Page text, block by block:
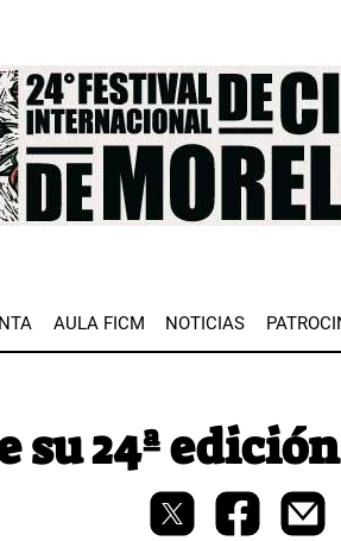
AULA FICM NOTICIAS
su 24ª edición